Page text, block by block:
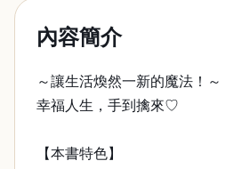
內容簡介
～讓生活煥然一新的魔法！～
幸福人生，手到擒來♡
【本書特色】